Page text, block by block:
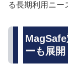
る長期利用ニー
ーも展開